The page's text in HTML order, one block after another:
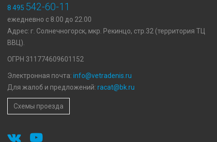
8 495 542-60-11
ежедневно с 8.00 до 22.00
Адрес: г. Солнечногорск, мкр. Рекинцо, стр.32 (территория ТЦ
ВВЦ).
ОГРН 311774609601152
Электронная почта: info@vetradenis.ru
Для жалоб и предложений: racat@bk.ru
Схемы проезда